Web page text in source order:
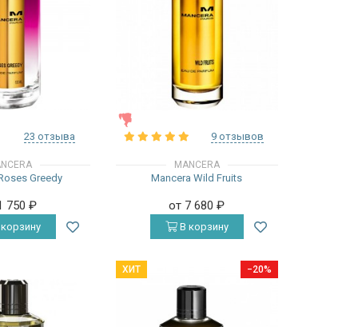
23 отзыва
Greedy
750₽
9 отзывов
MANCERA
Mancera Wild Fruits
от 7 680₽
В корзину
−20%
ХИТ